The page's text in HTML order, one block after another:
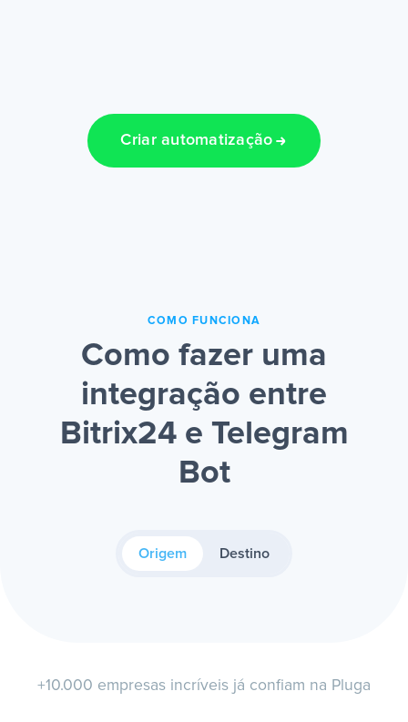
Criar automatização
COMO FUNCIONA
Como fazer uma
integração entre
Bitrix24 e Telegram
Bot
Origem Destino
+10.000 empresas incríveis já confiam na Pluga